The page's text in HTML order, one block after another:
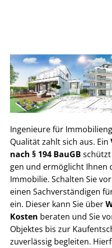
Ingenieure für
Qualität zahlt sich aus. Ein
nach § 194 BauGB
gen und ermöglicht Ihnen
Immobilie. Schalten Sie
einen Sach­ver­stän­di­gen
ein. Dieser kann Sie über
Kosten beraten und Sie
Objektes bis zur
zuverlässig begleiten.